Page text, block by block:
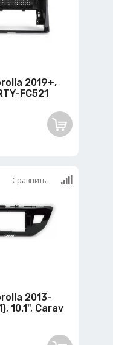
2019+,
FC521
Сравнить
2013-
10.1", Carav